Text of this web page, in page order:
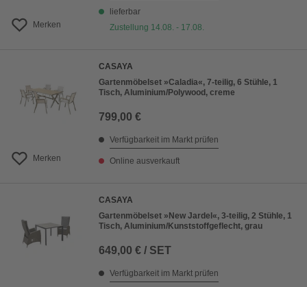
Merken
lieferbar
Zustellung 14.08. - 17.08.
Merken
CASAYA
Gartenmöbelset »Caladia«, 7-teilig, 6 Stühle, 1
Tisch, Aluminium/Polywood, creme
799,00 €
Verfügbarkeit im Markt prüfen
Online ausverkauft
CASAYA
Gartenmöbelset »New Jardel«, 3-teilig, 2 Stühle, 1
Tisch, Aluminium/Kunststoffgeflecht, grau
649,00 € / SET
Verfügbarkeit im Markt prüfen